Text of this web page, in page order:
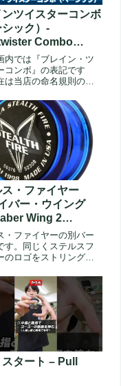
ンツイスターコンボ
シック）-
Combo
内では『ブレイン・ツ
コンボ』の表記です
は当店の命名規則の変
』...
ス・ファイヤー
バー・ウイング
Wing 2
Fire 2)
・ファイヤーの別バー
す。同じくステルスフ
のロゴをストリングで
...
タート – Pull